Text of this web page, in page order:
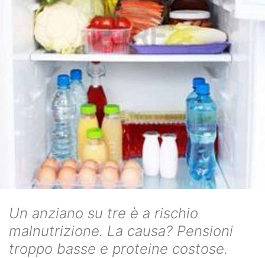
Un anziano su tre è a rischio
malnutrizione. La causa? Pensioni
troppo basse e proteine costose.